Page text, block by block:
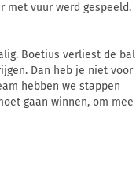
met vuur werd gespeeld.
Boetius verliest de bal
Dan heb je niet voor
hebben we stappen
gaan winnen, om mee